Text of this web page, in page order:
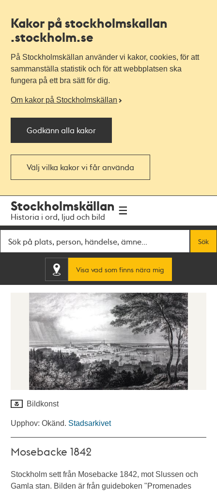
Kakor på stockholmskallan
.stockholm.se
På Stockholmskällan använder vi kakor, cookies, för att
sammanställa statistik och för att webbplatsen ska
fungera på ett bra sätt för dig.
Om kakor på Stockholmskällan
Godkänn alla kakor
Välj vilka kakor vi får använda
navigationen
huvudinnehållet
Stockholmskällan
Historia i ord, ljud och bild
Sök
Visa vad som finns nära mig
Bildkonst
Upphov: Okänd. Stadsarkivet
Mosebacke 1842
Stockholm sett från Mosebacke 1842, mot Slussen och
Gamla stan. Bilden är från guideboken "Promenades